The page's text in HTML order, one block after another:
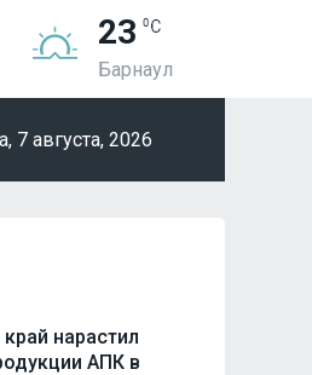
23
Барнаул
7 августа, 2026
нарастил
АПК в